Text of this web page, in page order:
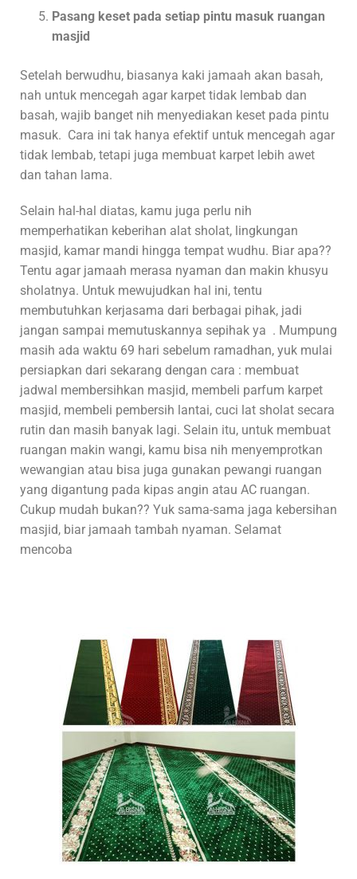
Pasang keset pada setiap pintu masuk ruangan
masjid
Setelah berwudhu, biasanya kaki jamaah akan basah,
nah untuk mencegah agar karpet tidak lembab dan
basah, wajib banget nih menyediakan keset pada pintu
masuk. Cara ini tak hanya efektif untuk mencegah agar
tidak lembab, tetapi juga membuat karpet lebih awet
dan tahan lama.
Selain hal-hal diatas, kamu juga perlu nih
memperhatikan keberihan alat sholat, lingkungan
masjid, kamar mandi hingga tempat wudhu. Biar apa??
Tentu agar jamaah merasa nyaman dan makin khusyu
sholatnya. Untuk mewujudkan hal ini, tentu
membutuhkan kerjasama dari berbagai pihak, jadi
jangan sampai memutuskannya sepihak ya . Mumpung
masih ada waktu 69 hari sebelum ramadhan, yuk mulai
persiapkan dari sekarang dengan cara : membuat
jadwal membersihkan masjid, membeli parfum karpet
masjid, membeli pembersih lantai, cuci lat sholat secara
rutin dan masih banyak lagi. Selain itu, untuk membuat
ruangan makin wangi, kamu bisa nih menyemprotkan
wewangian atau bisa juga gunakan pewangi ruangan
yang digantung pada kipas angin atau AC ruangan.
Cukup mudah bukan?? Yuk sama-sama jaga kebersihan
masjid, biar jamaah tambah nyaman. Selamat
mencoba